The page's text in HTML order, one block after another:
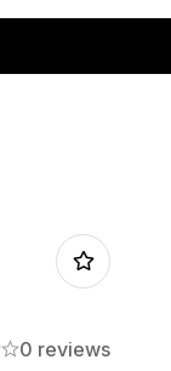
0 reviews